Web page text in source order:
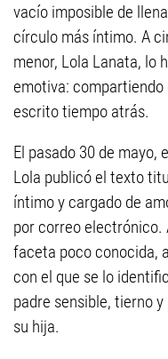
vacío imposible de
círculo más íntimo. A
menor, Lola Lanata, lo
emotiva: compartiendo
escrito tiempo atrás.
El pasado 30 de mayo,
Lola publicó el texto
íntimo y cargado de
por correo electrónico.
faceta poco conocida,
con el que se lo
padre sensible, tierno
su hija.